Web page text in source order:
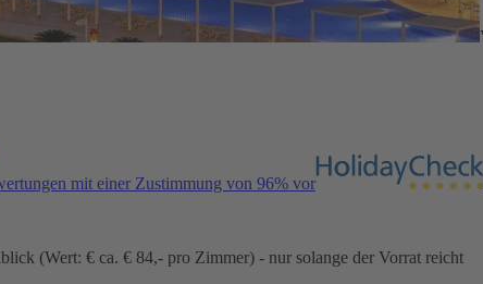
mit einer Zustimmung von 96% vor
(Wert: € ca. € 84,- pro Zimmer) - nur solange der Vorrat reicht